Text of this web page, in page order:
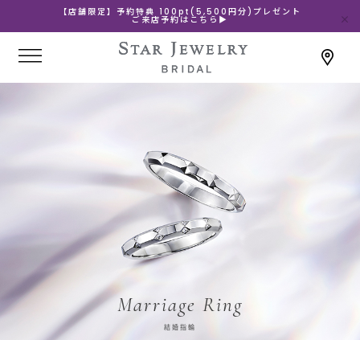
【店舗限定】予約特典 100pt(5,500円分)プレゼント
ご来店予約はこちら▶
Marriage Ring
結婚指輪